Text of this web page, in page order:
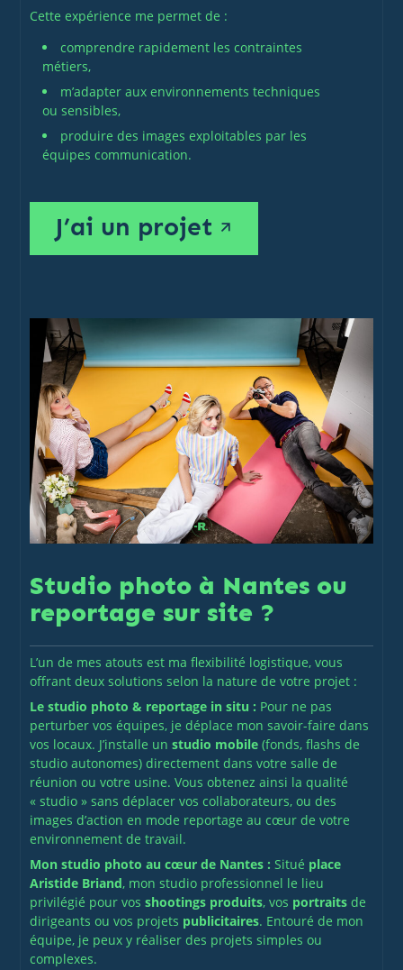
Cette expérience me permet de :
comprendre rapidement les contraintes
métiers,
m’adapter aux environnements techniques
ou sensibles,
produire des images exploitables par les
équipes communication.
J’ai un projet
Studio photo à Nantes ou
reportage sur site ?
L’un de mes atouts est ma flexibilité logistique, vous
offrant deux solutions selon la nature de votre projet :
Le studio photo & reportage in situ : Pour ne pas
perturber vos équipes, je déplace mon savoir-faire dans
vos locaux. J’installe un studio mobile(fonds, flashs de
studio autonomes) directement dans votre salle de
réunion ou votre usine. Vous obtenez ainsi la qualité
« studio » sans déplacer vos collaborateurs, ou des
images d’action en mode reportage au cœur de votre
environnement de travail.
Mon studio photo au cœur de Nantes: Situé place
Aristide Briand, mon studio professionnel le lieu
privilégié pour vos shootings produits, vos portraitsde
dirigeants ou vos projets publicitaires. Entouré de mon
équipe, je peux y réaliser des projets simples ou
complexes.